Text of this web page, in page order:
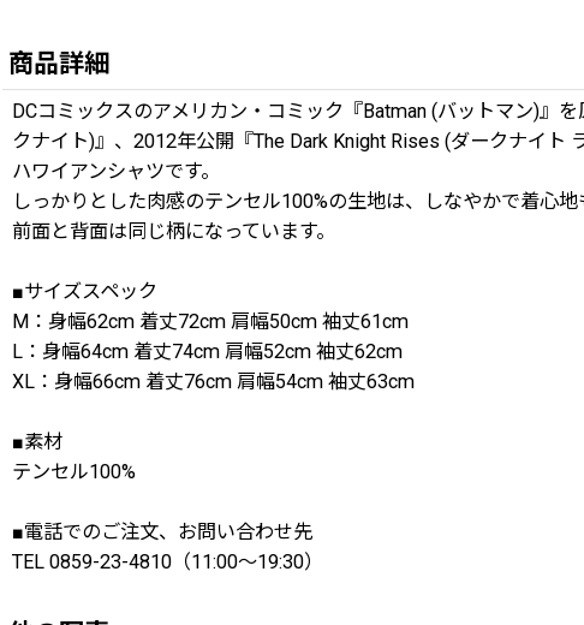
商品詳細
DCコミックスのアメリカン・コミック『Batman (バットマン)』
クナイト)』、2012年公開『The Dark Knight Rises (ダークナイ
ハワイアンシャツです。
しっかりとした肉感のテンセル100%の生地は、しなやかで着心地
前面と背面は同じ柄になっています。
■サイズスペック
M：身幅62cm 着丈72cm 肩幅50cm 袖丈61cm
L：身幅64cm 着丈74cm 肩幅52cm 袖丈62cm
XL：身幅66cm 着丈76cm 肩幅54cm 袖丈63cm
■素材
テンセル100%
■電話でのご注文、お問い合わせ先
TEL 0859-23-4810（11:00〜19:30）